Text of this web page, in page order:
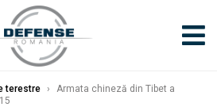
terestre ›
Armata chineză din Tibet a